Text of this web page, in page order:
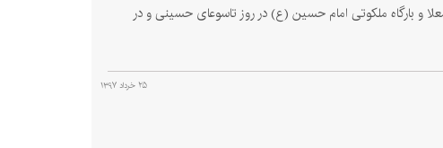
و بارگاه ملکوتی امام حسین (ع) در روز تاسوعای حسینی و در
۲۵ خرداد ۱۳۹۷